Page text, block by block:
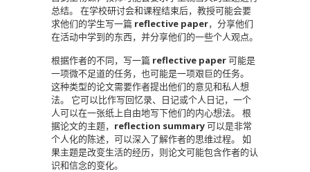
总结。
在学校研讨会和课程结束后，教授可能会要
求他们的学生写一篇 reflective paper，分享他们
在活动中学到的东西，并分享他们的一些个人观点。
根据作者的不同，写一篇 reflective paper可能是
一项微不足道的任务，也可能是一项艰巨的任务。
这种类型的论文需要作者提出他们的意见和私人想
法。
它可以比作写回忆录、日记或个人日记，一个
人可以在一张纸上自由地写下他们的内心想法。
根
据论文的主题， reflection summary可以是非常
个人化的陈述，可以深入了解作者的思维过程。
如
果主题是改变生活的经历，则论文可能包含作者的认
识和信念的变化。